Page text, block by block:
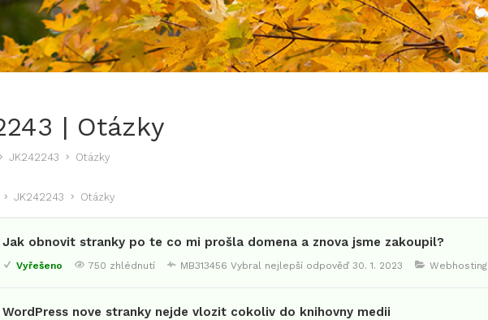
| Otázky
JK242243 Otázky
JK242243 Otázky
Jak obnovit stranky po te co mi prošla domena a znova jsme zakoupil?
Vyřešeno 750 zhlédnutí MB313456 Vybral nejlepší odpověď 30. 1. 2023 Webhosting
WordPress nove stranky nejde vlozit cokoliv do knihovny medii